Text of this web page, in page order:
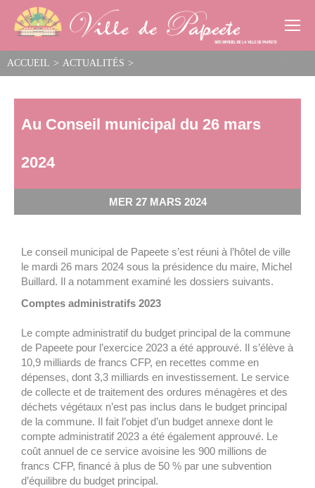
ACCUEIL > ACTUALITÉS >
Au Conseil municipal du 26 mars
2024
MER 27 MARS 2024
Le conseil municipal de Papeete s’est réuni à l’hôtel de ville
le mardi 26 mars 2024 sous la présidence du maire, Michel
Buillard. Il a notamment examiné les dossiers suivants.
Comptes administratifs 2023
Le compte administratif du budget principal de la commune
de Papeete pour l’exercice 2023 a été approuvé. Il s’élève à
10,9 milliards de francs CFP, en recettes comme en
dépenses, dont 3,3 milliards en investissement. Le service
de collecte et de traitement des ordures ménagères et des
déchets végétaux n’est pas inclus dans le budget principal
de la commune. Il fait l’objet d’un budget annexe dont le
compte administratif 2023 a été également approuvé. Le
coût annuel de ce service avoisine les 900 millions de
francs CFP, financé à plus de 50 % par une subvention
d’équilibre du budget principal.
Cookies management panel